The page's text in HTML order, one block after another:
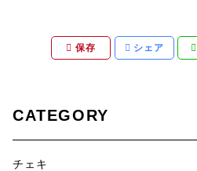
保存 シェア
CATEGORY
チェキ